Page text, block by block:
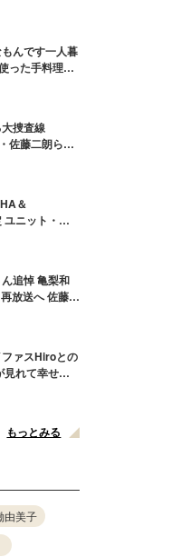
んです一人暮
った手料理公
捜査線
佐藤二朗ら新
＆
ニット・
追悼 亀梨和
放送へ 佐藤隆
ァスHiroとの
れて幸せ」
もっとみる
由美子